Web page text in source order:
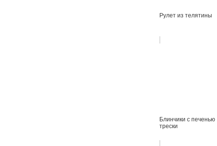
Рулет из телятины
Блинчики с печенью
трески